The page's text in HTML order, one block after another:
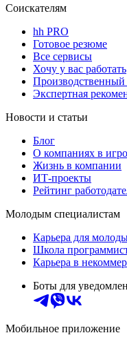
Соискателям
hh PRO
Готовое резюме
Все сервисы
Хочу у вас работать
Производственный
Экспертная
Новости и статьи
Блог
О компаниях в
Жизнь в компании
ИТ-проекты
Рейтинг
Молодым специалистам
Карьера для
Школа
Карьера в
Боты для
Мобильное приложение